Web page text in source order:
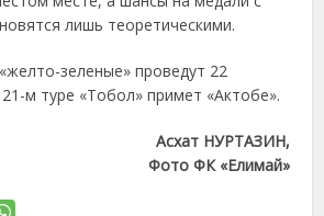
лишь теоретическими.
зеленые» проведут 22
м туре «Тобол» примет «Актобе».
Асхат НУРТАЗИН,
Фото ФК «Елимай»